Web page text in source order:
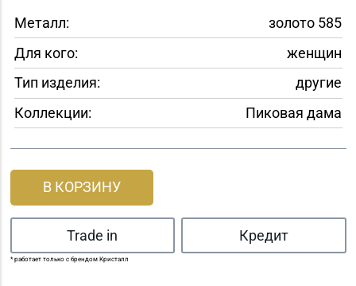
Металл:
золото 585
Для кого:
женщин
Тип изделия:
другие
Коллекции:
Пиковая дама
В КОРЗИНУ
Trade in Кредит
* работает только с брендом Кристалл